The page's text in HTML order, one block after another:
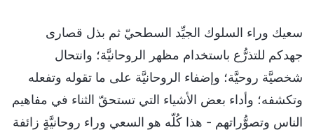
سعيك وراء السلوك الجيِّد السطحيّ ثم بذل قصارى
جهدكم للتذرُّع باستخدام مظهر الروحانيَّة؛ وانتحال
شخصيَّة روحيَّة؛ وإضفاء الروحانيَّة على ما تقوله وتفعله
وتكشفه؛ وأداء بعض الأشياء التي تستحقّ الثناء في مفاهيم
الناس وتصوُّراتهم - هذا كُلّه هو السعي وراء روحانيَّةٍ زائفة